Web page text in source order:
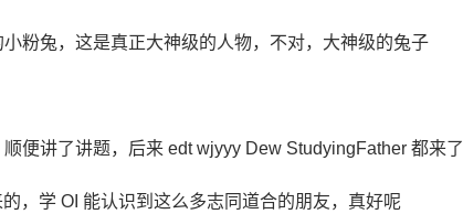
粉兔，这是真正大神级的人物，不对，大神级的兔子
便讲了讲题，后来 edt wjyyy Dew StudyingFather 都来了
，学 OI 能认识到这么多志同道合的朋友，真好呢